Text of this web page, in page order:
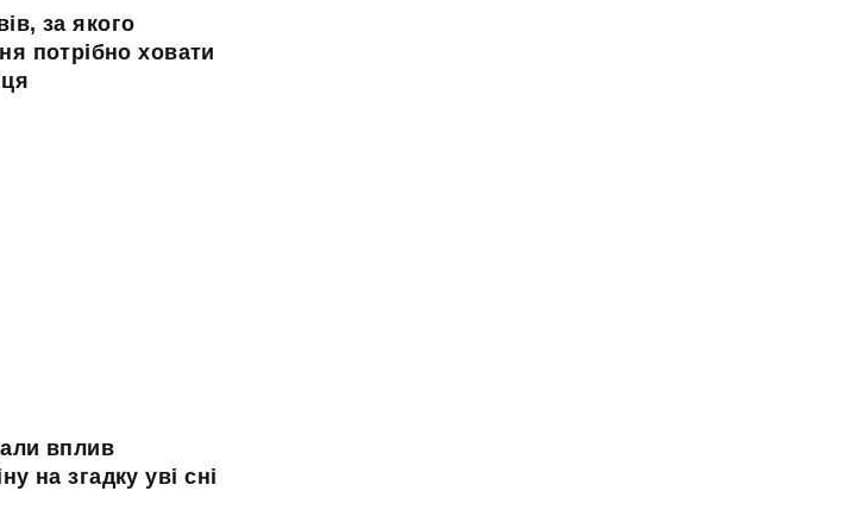
за якого
потрібно ховати
вплив
на згадку уві сні